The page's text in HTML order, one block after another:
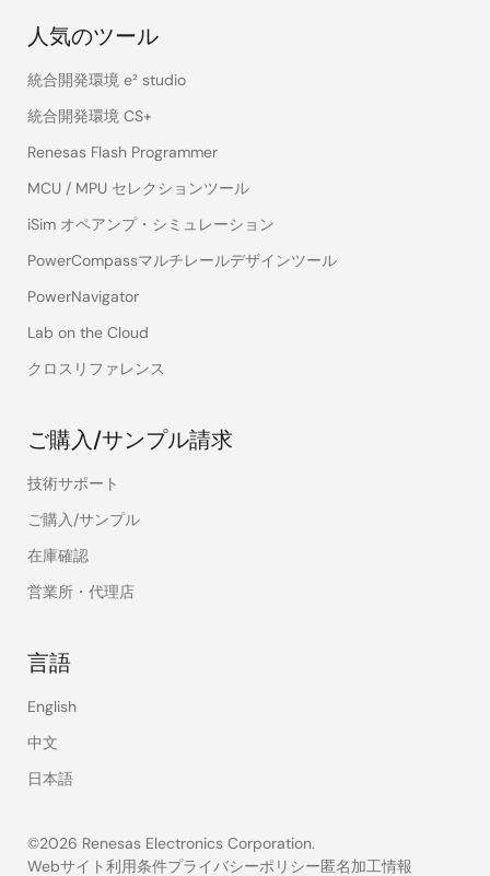
人気のツール
統合開発環境 e² studio
統合開発環境 CS+
Renesas Flash Programmer
MCU / MPU セレクションツール
iSim オペアンプ・シミュレーション
PowerCompassマルチレールデザインツール
PowerNavigator
Lab on the Cloud
クロスリファレンス
ご購入/サンプル請求
技術サポート
ご購入/サンプル
在庫確認
営業所・代理店
言語
English
中文
日本語
©2026 Renesas Electronics Corporation.
Webサイト利用条件プライバシーポリシー匿名加工情報